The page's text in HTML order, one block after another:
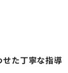
た丁寧な指導